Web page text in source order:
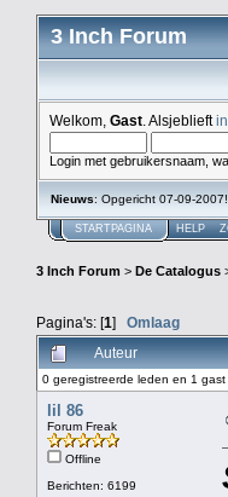
3 Inch Forum
Welkom, Gast . Alsjeblieft
Login met gebruikersnaam,
Nieuws: Opgericht 07-09-2007!
STARTPAGINA HELP
3 Inch Forum > De Catalogus
Pagina's: [1] Omlaag
Auteur
0 geregistreerde leden en 1 gast
lil 86
Forum Freak
Offline
Berichten: 6199